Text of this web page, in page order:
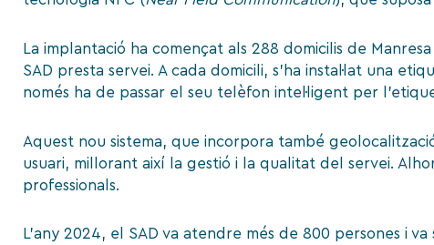
La implantació ha començat als 288 domicilis de
SAD presta servei. A cada domicili, s’ha instal·lat una
només ha de passar el seu telèfon intel·ligent per
Aquest nou sistema, que incorpora també
usuari, millorant així la gestió i la qualitat del servei.
professionals.
L’any 2024, el SAD va atendre més de 800 persones i